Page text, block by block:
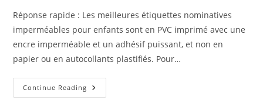
Réponse rapide : Les meilleures étiquettes nominatives
imperméables pour enfants sont en PVC imprimé avec une
encre imperméable et un adhésif puissant, et non en
papier ou en autocollants plastifiés. Pour…
Continue Reading Comment
Choisir